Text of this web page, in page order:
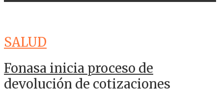
SALUD
Fonasa inicia proceso de
devolución de cotizaciones